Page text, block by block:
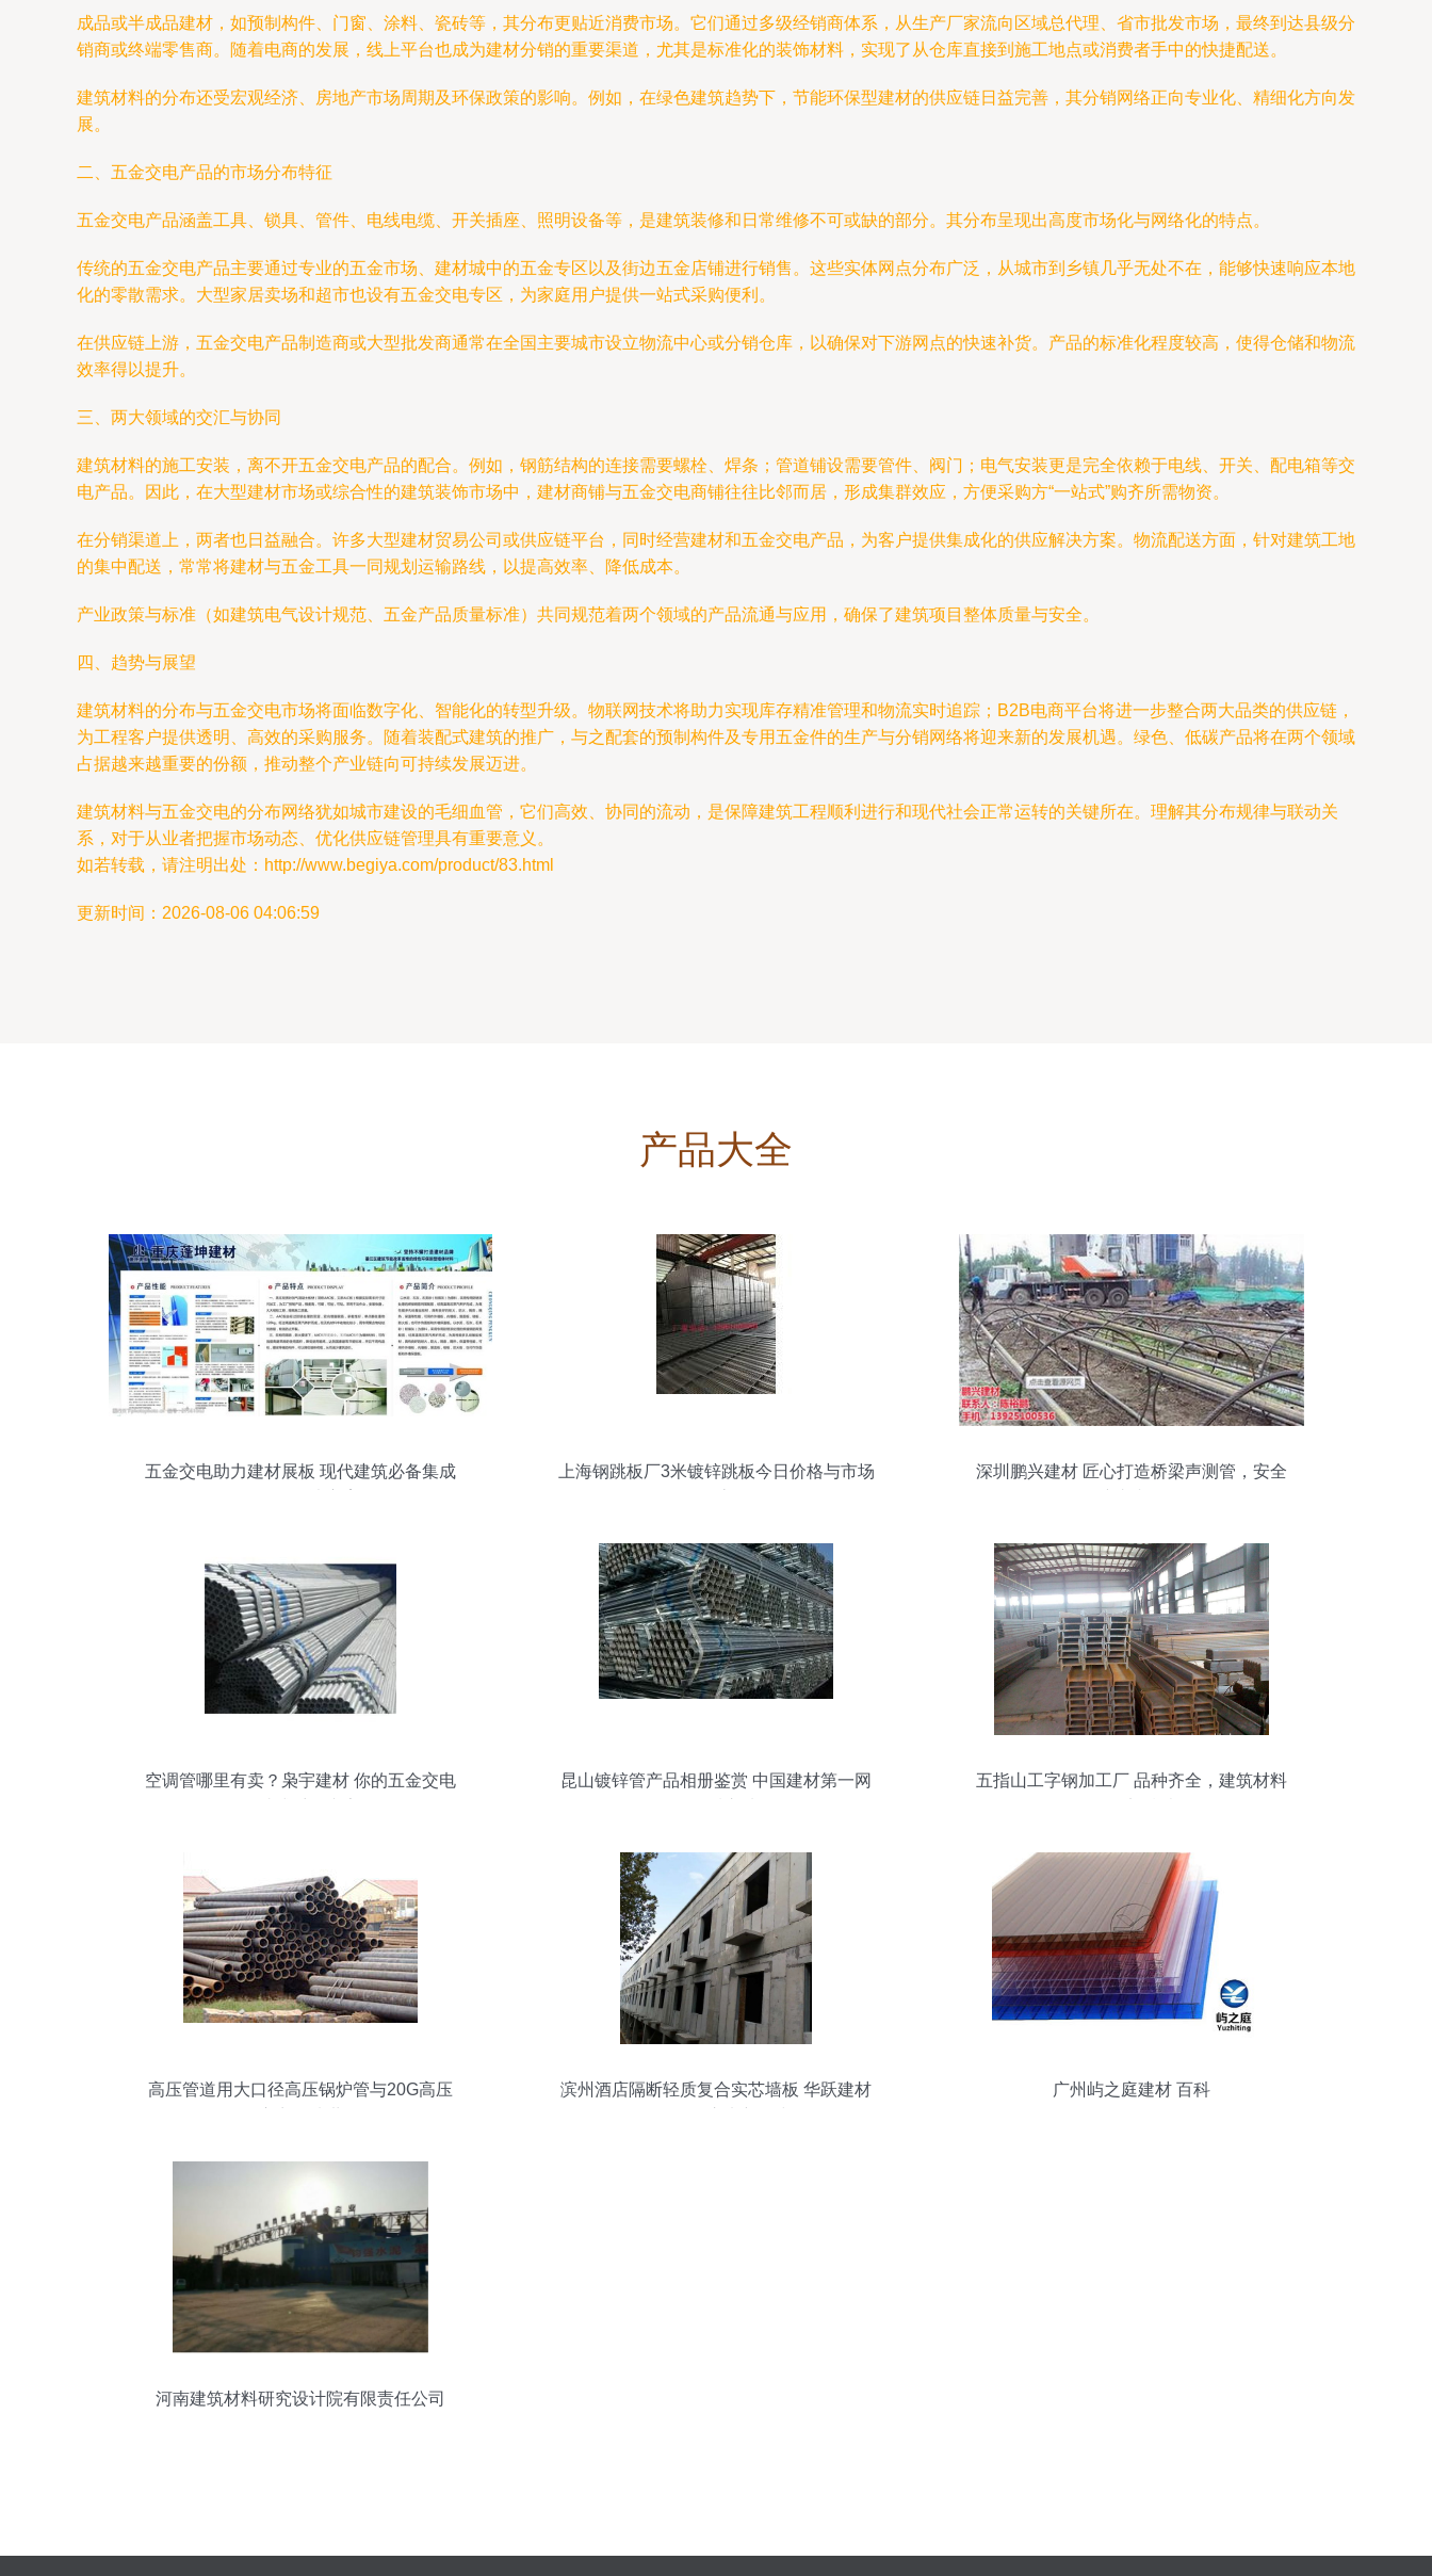
成品或半成品建材，如预制构件、门窗、涂料、瓷砖等，其分布更贴近消费市场。它们通过多级经销商体系，从生产厂家流向区域总代理、省市批发市场，最终到达县级分
销商或终端零售商。随着电商的发展，线上平台也成为建材分销的重要渠道，尤其是标准化的装饰材料，实现了从仓库直接到施工地点或消费者手中的快捷配送。
建筑材料的分布还受宏观经济、房地产市场周期及环保政策的影响。例如，在绿色建筑趋势下，节能环保型建材的供应链日益完善，其分销网络正向专业化、精细化方向发
展。
二、五金交电产品的市场分布特征
五金交电产品涵盖工具、锁具、管件、电线电缆、开关插座、照明设备等，是建筑装修和日常维修不可或缺的部分。其分布呈现出高度市场化与网络化的特点。
传统的五金交电产品主要通过专业的五金市场、建材城中的五金专区以及街边五金店铺进行销售。这些实体网点分布广泛，从城市到乡镇几乎无处不在，能够快速响应本地
化的零散需求。大型家居卖场和超市也设有五金交电专区，为家庭用户提供一站式采购便利。
在供应链上游，五金交电产品制造商或大型批发商通常在全国主要城市设立物流中心或分销仓库，以确保对下游网点的快速补货。产品的标准化程度较高，使得仓储和物流
效率得以提升。
三、两大领域的交汇与协同
建筑材料的施工安装，离不开五金交电产品的配合。例如，钢筋结构的连接需要螺栓、焊条；管道铺设需要管件、阀门；电气安装更是完全依赖于电线、开关、配电箱等交
电产品。因此，在大型建材市场或综合性的建筑装饰市场中，建材商铺与五金交电商铺往往比邻而居，形成集群效应，方便采购方“一站式”购齐所需物资。
在分销渠道上，两者也日益融合。许多大型建材贸易公司或供应链平台，同时经营建材和五金交电产品，为客户提供集成化的供应解决方案。物流配送方面，针对建筑工地
的集中配送，常常将建材与五金工具一同规划运输路线，以提高效率、降低成本。
产业政策与标准（如建筑电气设计规范、五金产品质量标准）共同规范着两个领域的产品流通与应用，确保了建筑项目整体质量与安全。
四、趋势与展望
建筑材料的分布与五金交电市场将面临数字化、智能化的转型升级。物联网技术将助力实现库存精准管理和物流实时追踪；B2B电商平台将进一步整合两大品类的供应链，
为工程客户提供透明、高效的采购服务。随着装配式建筑的推广，与之配套的预制构件及专用五金件的生产与分销网络将迎来新的发展机遇。绿色、低碳产品将在两个领域
占据越来越重要的份额，推动整个产业链向可持续发展迈进。
建筑材料与五金交电的分布网络犹如城市建设的毛细血管，它们高效、协同的流动，是保障建筑工程顺利进行和现代社会正常运转的关键所在。理解其分布规律与联动关
系，对于从业者把握市场动态、优化供应链管理具有重要意义。
如若转载，请注明出处：http://www.begiya.com/product/83.html
更新时间：2026-08-06 04:06:59
产品大全
五金交电助力建材展板 现代建筑必备集成
上海钢跳板厂3米镀锌跳板今日价格与市场
深圳鹏兴建材 匠心打造桥梁声测管，安全
空调管哪里有卖？枭宇建材 你的五金交电
昆山镀锌管产品相册鉴赏 中国建材第一网
五指山工字钢加工厂 品种齐全，建筑材料
高压管道用大口径高压锅炉管与20G高压
滨州酒店隔断轻质复合实芯墙板 华跃建材
广州屿之庭建材 百科
河南建筑材料研究设计院有限责任公司